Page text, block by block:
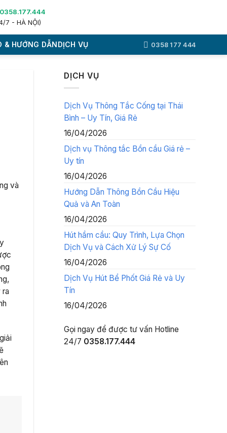
0358.177.444
7 - HÀ NỘI)
& HƯỚNG DẪNDỊCH VỤ 0358 177 444
và
DỊCH VỤ
Dịch Vụ Thông Tắc Cống tại Thái
Bình – Uy Tín, Giá Rẻ
16/04/2026
Dịch vụ Thông tắc Bồn cầu Giá rẻ –
Uy tín
16/04/2026
Hướng Dẫn Thông Bồn Cầu Hiệu
Quả và An Toàn
16/04/2026
Hút hầm cầu: Quy Trình, Lựa Chọn
Dịch Vụ và Cách Xử Lý Sự Cố
16/04/2026
Dịch Vụ Hút Bể Phốt Giá Rẻ và Uy
Tín
16/04/2026
Gọi ngay để được tư vấn Hotline
24/7 0358.177.444